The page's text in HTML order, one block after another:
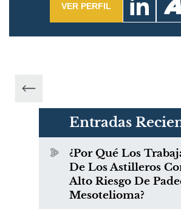
VER PERFIL
Entradas
¿Por Qué Los
De Los Astilleros
Alto Riesgo De
Mesotelioma?